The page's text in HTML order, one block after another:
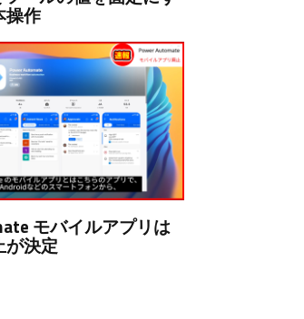
操作
モバイルアプリは
が決定